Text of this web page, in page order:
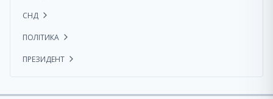
СНД
ПОЛІТИКА
ПРЕЗИДЕНТ